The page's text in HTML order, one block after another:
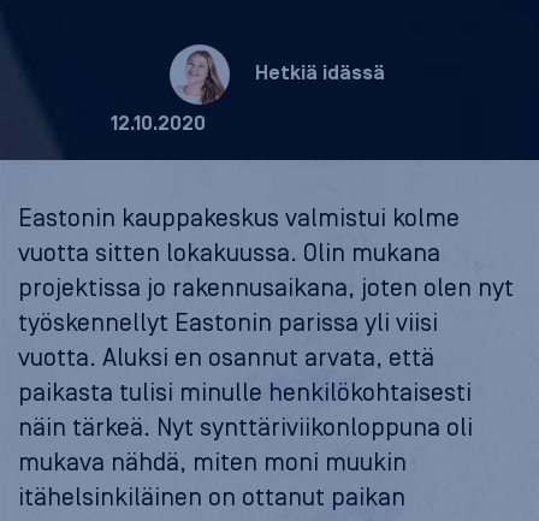
Hetkiä idässä
12.10.2020
Eastonin kauppakeskus valmistui kolme
vuotta sitten lokakuussa. Olin mukana
projektissa jo rakennusaikana, joten olen nyt
työskennellyt Eastonin parissa yli viisi
vuotta. Aluksi en osannut arvata, että
paikasta tulisi minulle henkilökohtaisesti
näin tärkeä. Nyt synttäriviikonloppuna oli
mukava nähdä, miten moni muukin
itähelsinkiläinen on ottanut paikan